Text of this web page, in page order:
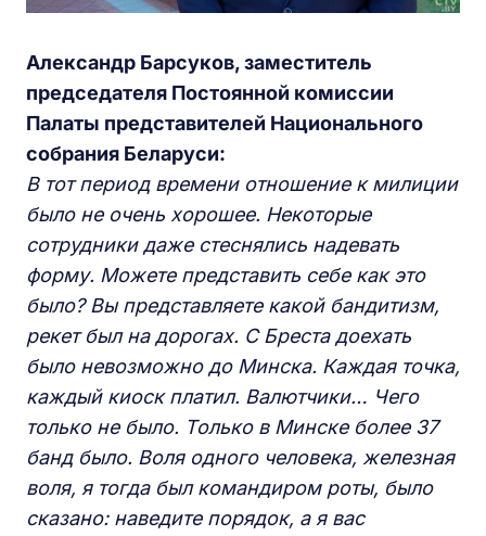
Александр Барсуков, заместитель
председателя Постоянной комиссии
Палаты представителей Национального
собрания Беларуси:
Втот период времени отношение к милиции
было не очень хорошее. Некоторые
сотрудникидаже стеснялись надевать
форму. Можете представить себе как это
было? Вы представляете какой бандитизм,
рекет был на дорогах. С Бреста доехать
было невозможно до Минска. Каждая точка,
каждый киоск платил. Валютчики… Чего
только не было. Только в Минске более 37
банд было. Воля одного человека, железная
воля, я тогда был командиром роты, было
сказано: наведите порядок, а я вас